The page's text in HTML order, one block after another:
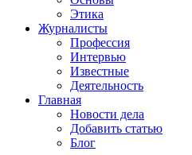
Этика
Журналисты
Профессия
Интервью
Известные
Деятельность
Главная
Новости дела
Добавить статью
Блог